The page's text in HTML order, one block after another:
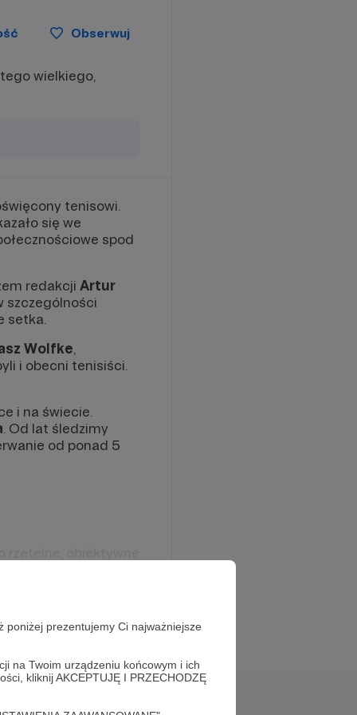
poniżej prezentujemy Ci najważniejsze
na Twoim urządzeniu końcowym i ich
kliknij AKCEPTUJĘ I PRZECHODZĘ
Obserwuj
wielkiego,
tenisowi.
się we
spod
redakcji Artur
szczególności
setka.
Wolfke
i obecni tenisiści.
i na świecie.
. Od lat śledzimy
od ponad 5
polskie talenty.